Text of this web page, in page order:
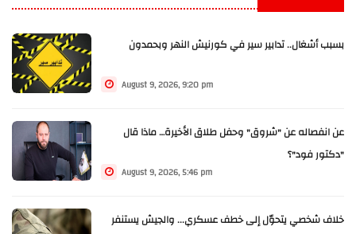
بسبب أشغال.. تدابير سير في كورنيش النهر وبحمدون
August 9, 2026, 9:20 pm
عن انفصاله عن "شروق" وحفل طلاق الأخيرة… ماذا قال
"دكتور فود"؟
August 9, 2026, 5:46 pm
خلاف شخصي يتحوّل إلى خطف عسكري... والجيش يستنفر